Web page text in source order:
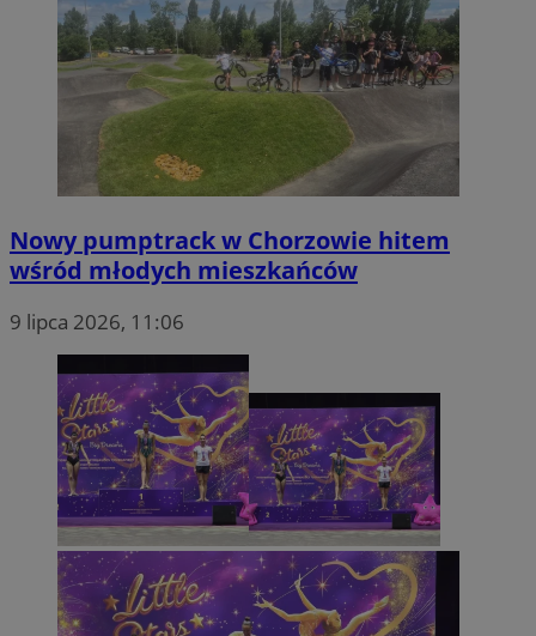
Nowy pumptrack w Chorzowie hitem
wśród młodych mieszkańców
9 lipca 2026, 11:06